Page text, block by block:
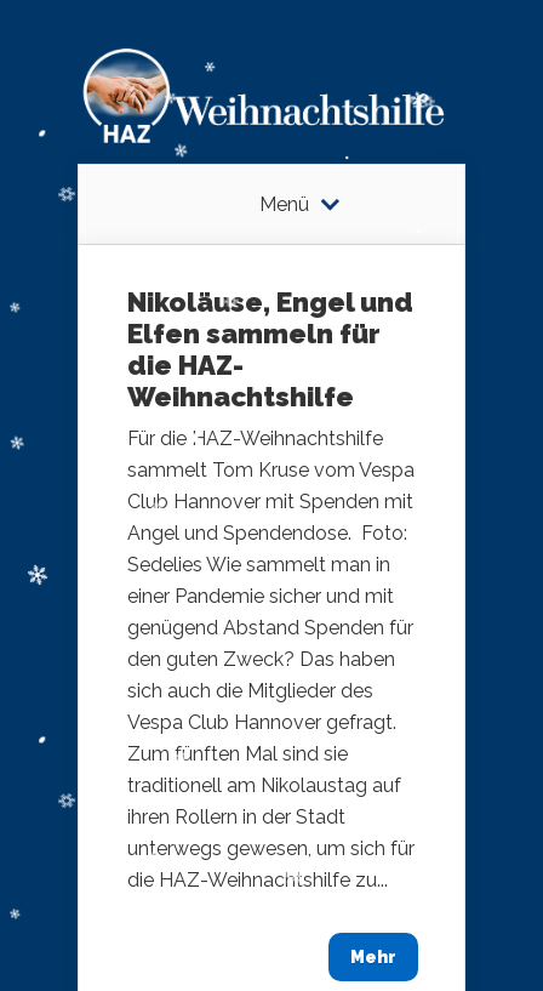
Menü
Nikoläuse, Engel und
Elfen sammeln für
die HAZ-
Weihnachtshilfe
Für die HAZ-Weihnachtshilfe
sammelt Tom Kruse vom Vespa
Club Hannover mit Spenden mit
Angel und Spendendose. Foto:
Sedelies ​Wie sammelt man in
einer Pandemie sicher und mit
genügend Abstand Spenden für
den guten Zweck? Das haben
sich auch die Mitglieder des
Vespa Club Hannover gefragt.
Zum fünften Mal sind sie
traditionell am Nikolaustag auf
ihren Rollern in der Stadt
unterwegs gewesen, um sich für
die HAZ-Weihnachtshilfe zu...
Mehr